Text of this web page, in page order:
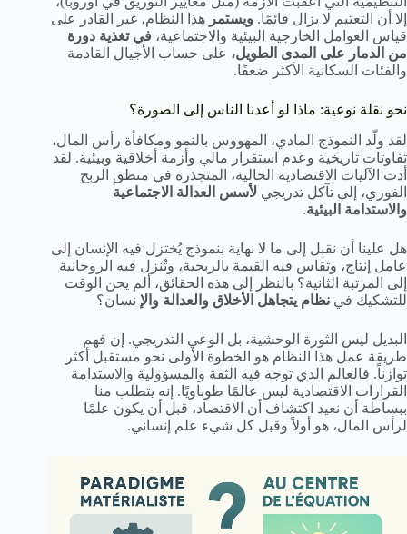
إلا أن التعتيم لا يزال قائمًا. ويستمر هذا النظام، غير القادر على
قياس العوامل الخارجية البيئية والاجتماعية، في تغذية دورة
من الدمار على المدى الطويل، على حساب الأجيال القادمة
والفئات السكانية الأكثر ضعفًا.
نحو نقلة نوعية: ماذا لو أعدنا الناس إلى الصورة؟
لقد ولّد النموذج المادي، المهووس بالنمو ومكافأة رأس المال،
تفاوتات تاريخية وعدم استقرار مالي وأزمة أخلاقية وبيئية. لقد
أدت الآليات الاقتصادية الحالية، المتجذرة في منطق الربح
الفوري، إلى تآكل تدريجي لأسس العدالة الاجتماعية
والاستدامة البيئية.
هل علينا أن نقبل إلى ما لا نهاية بنموذج يُختزل فيه الإنسان إلى
عامل إنتاج، وتقاس فيه القيمة بالربحية، وتُنزل فيه الروحانية
إلى المرتبة الثانية؟ بالنظر إلى هذه الحقائق، ألم يحن الوقت
للتشكيك في نظام يتجاهل الأخلاق والعدالة والإ نسان؟
البديل ليس الثورة الوحشية، بل الوعي التدريجي. إن فهم
طريقة عمل هذا النظام هو الخطوة الأولى نحو مستقبل أكثر
توازناً. فالعالم الذي توجه فيه الثقة والمسؤولية والاستدامة
القرارات الاقتصادية ليس عالمًا طوباويًا. إنه يتطلب منا
ببساطة أن نعيد اكتشاف أن الاقتصاد، قبل أن يكون علمًا
لرأس المال، هو أولاً وقبل كل شيء علم إنساني.